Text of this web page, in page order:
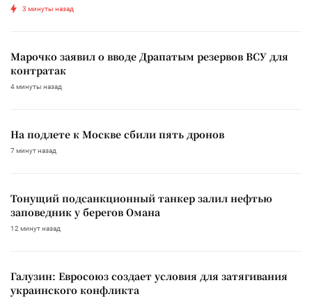
3 минуты назад
Марочко заявил о вводе Драпатым резервов ВСУ для
контратак
4 минуты назад
На подлете к Москве сбили пять дронов
7 минут назад
Тонущий подсанкционный танкер залил нефтью
заповедник у берегов Омана
12 минут назад
Галузин: Евросоюз создает условия для затягивания
украинского конфликта